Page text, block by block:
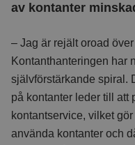
av kontanter
– Jag är rejält oroad
Kontanthanteringen har
självförstärkande spiral.
på kontanter leder till att
kontantservice, vilket
använda kontanter och